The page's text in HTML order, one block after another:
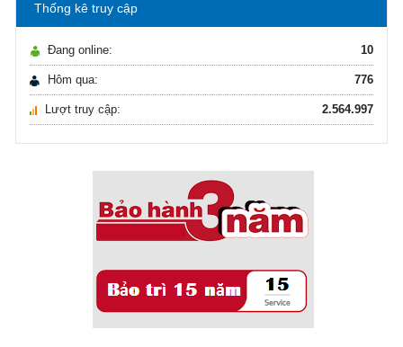
Ô nhiễm nguồn nước và vấn đề sức khỏe
Sử dụng năng lượng mặt trời để xử lý ...
Sử dụng năng lượng mặt trời để xử lý ...
Thống kê truy cập
Đang online: 10
Hôm qua: 776
Lượt truy cập: 2.564.997